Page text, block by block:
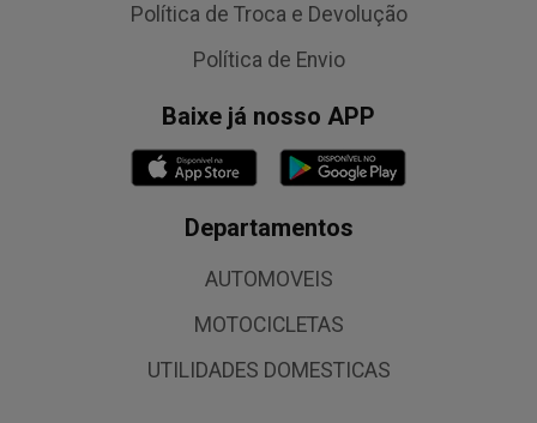
Política de Troca e Devolução
Política de Envio
Baixe já nosso APP
Departamentos
AUTOMOVEIS
MOTOCICLETAS
UTILIDADES DOMESTICAS